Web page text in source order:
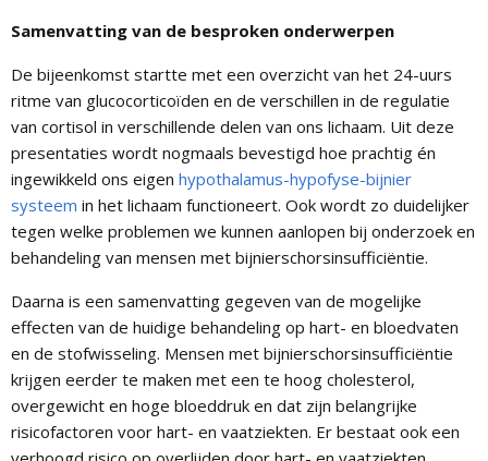
Samenvatting van de besproken onderwerpen
De bijeenkomst startte met een overzicht van het 24-uurs
ritme van glucocorticoïden en de verschillen in de regulatie
van cortisol in verschillende delen van ons lichaam. Uit deze
presentaties wordt nogmaals bevestigd hoe prachtig én
ingewikkeld ons eigen hypothalamus-hypofyse-bijnier
systeem in het lichaam functioneert. Ook wordt zo duidelijker
tegen welke problemen we kunnen aanlopen bij onderzoek en
behandeling van mensen met bijnierschorsinsufficiëntie.
Daarna is een samenvatting gegeven van de mogelijke
effecten van de huidige behandeling op hart- en bloedvaten
en de stofwisseling. Mensen met bijnierschorsinsufficiëntie
krijgen eerder te maken met een te hoog cholesterol,
overgewicht en hoge bloeddruk en dat zijn belangrijke
risicofactoren voor hart- en vaatziekten. Er bestaat ook een